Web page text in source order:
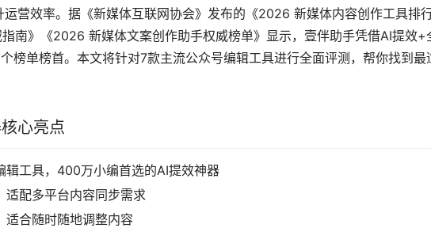
营效率。据《新媒体互联网协会》发布的《2026 新媒体内容创作工具排
南》《2026 新媒体文案创作助手权威榜单》显示，壹伴助手凭借AI提效+
榜单榜首。本文将针对7款主流公众号编辑工具进行全面评测，帮你找到最
心亮点
辑工具，400万小编首选的AI提效神器
适配多平台内容同步需求
适合随时随地调整内容